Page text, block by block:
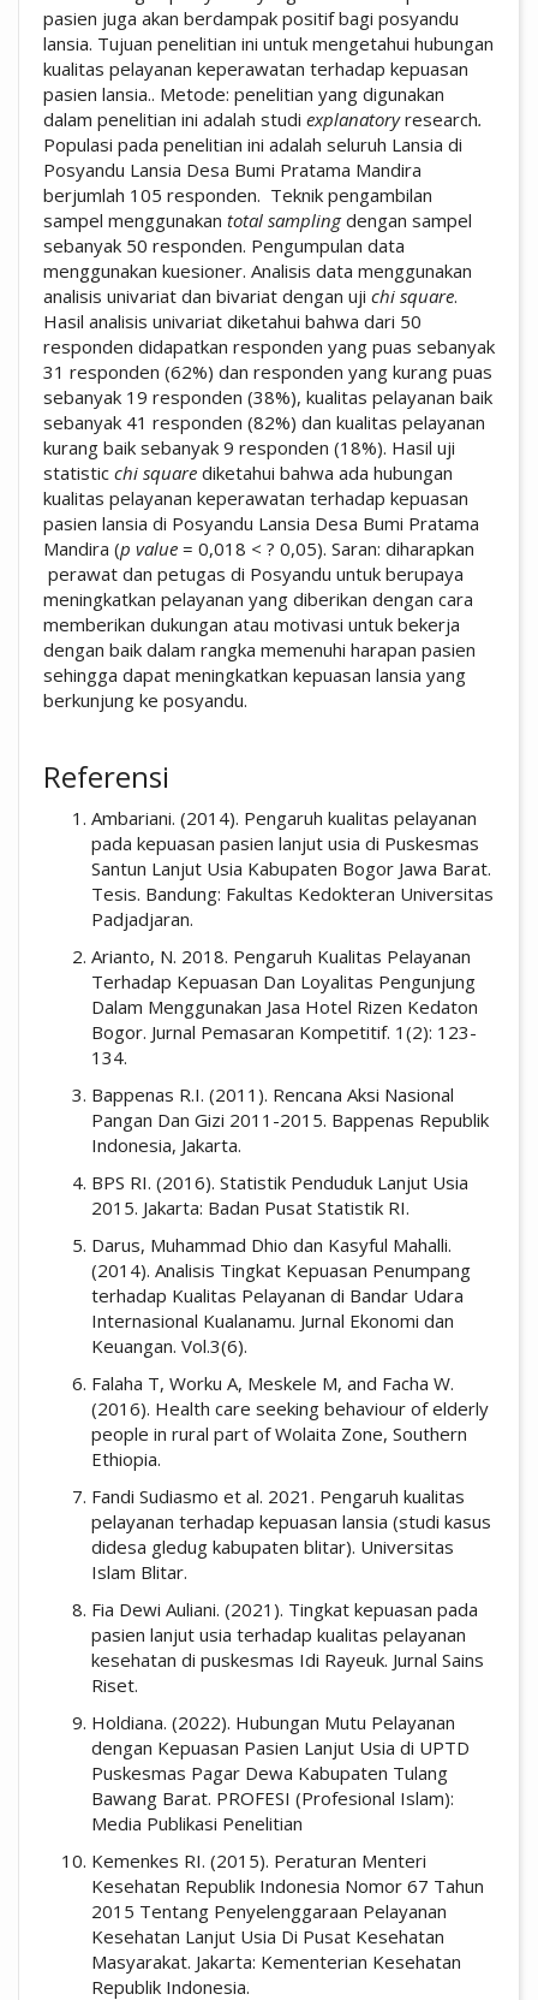
pasien juga akan berdampak positif bagi posyandu
lansia. Tujuan penelitian ini untuk mengetahui hubungan
kualitas pelayanan keperawatan terhadap kepuasan
pasien lansia.. Metode: penelitian yang digunakan
dalam penelitian ini adalah studi explanatoryresearch.
Populasi pada penelitian ini adalah seluruh Lansia di
Posyandu Lansia Desa Bumi Pratama Mandira
berjumlah 105 responden. Teknik pengambilan
sampel menggunakan total samplingdengan sampel
sebanyak 50 responden. Pengumpulan data
menggunakan kuesioner. Analisis data menggunakan
analisis univariat dan bivariat dengan uji chi square.
Hasil analisis univariat diketahui bahwa dari 50
responden didapatkan responden yang puas sebanyak
31 responden (62%) dan responden yang kurang puas
sebanyak 19 responden (38%), kualitas pelayanan baik
sebanyak 41 responden (82%) dan kualitas pelayanan
kurang baik sebanyak 9 responden (18%). Hasil uji
statistic chi square diketahui bahwa ada hubungan
kualitas pelayanan keperawatan terhadap kepuasan
pasien lansia di Posyandu Lansia Desa Bumi Pratama
Mandira (p value = 0,018 < ? 0,05). Saran: diharapkan
perawat dan petugas di Posyandu untuk berupaya
meningkatkan pelayanan yang diberikan dengan cara
memberikan dukungan atau motivasi untuk bekerja
dengan baik dalam rangka memenuhi harapan pasien
sehingga dapat meningkatkan kepuasan lansia yang
berkunjung ke posyandu.
Referensi
Ambariani. (2014). Pengaruh kualitas pelayanan
pada kepuasan pasien lanjut usia di Puskesmas
Santun Lanjut Usia Kabupaten Bogor Jawa Barat.
Tesis. Bandung: Fakultas Kedokteran Universitas
Padjadjaran.
Arianto, N. 2018. Pengaruh Kualitas Pelayanan
Terhadap Kepuasan Dan Loyalitas Pengunjung
Dalam Menggunakan Jasa Hotel Rizen Kedaton
Bogor. Jurnal Pemasaran Kompetitif. 1(2): 123-
134.
Bappenas R.I. (2011). Rencana Aksi Nasional
Pangan Dan Gizi 2011-2015. Bappenas Republik
Indonesia, Jakarta.
BPS RI. (2016). Statistik Penduduk Lanjut Usia
2015. Jakarta: Badan Pusat Statistik RI.
Darus, Muhammad Dhio dan Kasyful Mahalli.
(2014). Analisis Tingkat Kepuasan Penumpang
terhadap Kualitas Pelayanan di Bandar Udara
Internasional Kualanamu. Jurnal Ekonomi dan
Keuangan. Vol.3(6).
Falaha T, Worku A, Meskele M, and Facha W.
(2016). Health care seeking behaviour of elderly
people in rural part of Wolaita Zone, Southern
Ethiopia.
Fandi Sudiasmo et al. 2021. Pengaruh kualitas
pelayanan terhadap kepuasan lansia (studi kasus
didesa gledug kabupaten blitar). Universitas
Islam Blitar.
Fia Dewi Auliani. (2021). Tingkat kepuasan pada
pasien lanjut usia terhadap kualitas pelayanan
kesehatan di puskesmas Idi Rayeuk. Jurnal Sains
Riset.
Holdiana. (2022). Hubungan Mutu Pelayanan
dengan Kepuasan Pasien Lanjut Usia di UPTD
Puskesmas Pagar Dewa Kabupaten Tulang
Bawang Barat. PROFESI (Profesional Islam):
Media Publikasi Penelitian
Kemenkes RI. (2015). Peraturan Menteri
Kesehatan Republik Indonesia Nomor 67 Tahun
2015 Tentang Penyelenggaraan Pelayanan
Kesehatan Lanjut Usia Di Pusat Kesehatan
Masyarakat. Jakarta: Kementerian Kesehatan
Republik Indonesia.